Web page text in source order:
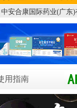
中安合康国际药业(广东)
用指南